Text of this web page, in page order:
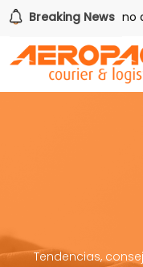
Breaking News
Gana uno de
Tendencias,